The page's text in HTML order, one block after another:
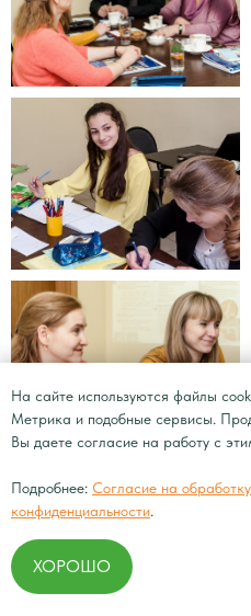
На сайте используются файлы
Метрика и подобные сервисы.
Вы даете согласие на работу с
Подробнее: Согласие на
конфиденциальности.
ХОРОШО